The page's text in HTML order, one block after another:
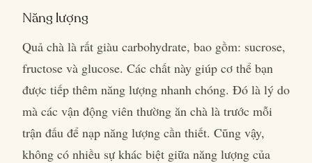
Năng lượng
Quả chà là rất giàu carbohydrate, bao gồm: sucrose,
fructose và glucose. Các chất này giúp cơ thể bạn
được tiếp thêm năng lượng nhanh chóng. Đó là lý do
mà các vận động viên thường ăn chà là trước mỗi
trận đấu để nạp năng lượng cần thiết. Cũng vậy,
không có nhiều sự khác biệt giữa năng lượng của